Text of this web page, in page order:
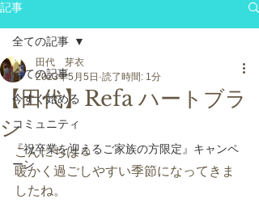
記事
全ての記事
今すぐ始める
コミュニティ
『祝卒業を迎えるご家族の方限定』キャンペ
ーン
全ての記事
【田代】Refa ハートブラ
シ
田代 芽衣
2023年5月5日 読了時間: 1分
こんにちは☺️
暖かく過ごしやすい季節になってきま
したね。